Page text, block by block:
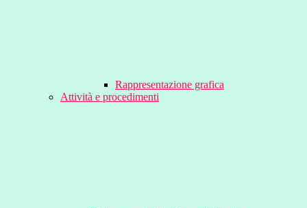
Rappresentazione grafica
Attività e procedimenti